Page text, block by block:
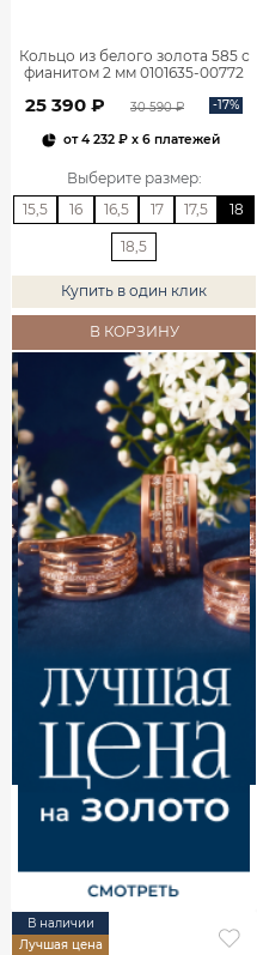
Кольцо из белого золота 585 с
фианитом 2 мм 0101635-00772
25 390 ₽ 30 590 ₽ -17%
от4 232 ₽x 6 платежей
Выберите размер:
15,5
16 16,5 17 17,5 18
18,5
Купить в один клик
В КОРЗИНУ
В наличии
Лучшая цена